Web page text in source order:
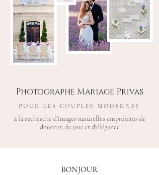
Photographe Mariage Privas
POUR LES COUPLES MODERNES
à la recherche d'images naturelles empreintes de
douceur, de joie et d'élégance
BONJOUR